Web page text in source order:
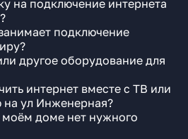
на подключение интернета
подключение
другое оборудование для
интернет вместе с ТВ или
на ул Инженерная?
моём доме нет нужного